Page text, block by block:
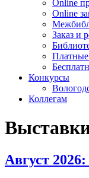
Online
Online
Заказ и
Платные
Конкурсы
Коллегам
Август